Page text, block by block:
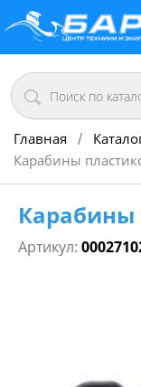
Главная /
Карабины
Карабины
Артикул: